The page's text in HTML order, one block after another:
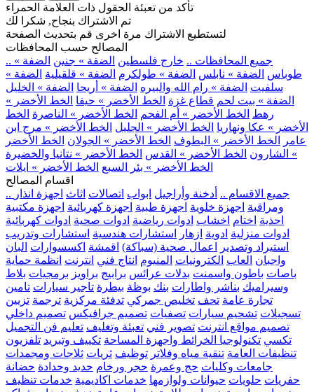
تأكد من تعبئة الحقول ذات العلامة الحمراء
تم الاشتراك بنجاح, شكرا لك
لتستطيع الاشتراك مرة اخرى قم بتحديث الصفحة
المصالح حسب المحافظات
.. جميع المحافظات .. خارج فلسطين الضفة » جنين الضفة »
طوباس الضفة » نابلس الضفة » طولكرم الضفة » قلقيلية الضفة »
سلفيت الضفة » رام الله والبيره الضفة » أريحا الضفة » الخليل
الضفة » بيت لحم قطاع غزة الخط الأخضر » حيفا الخط الأخضر »
رهط الخط الأخضر » أم الفحم الخط الأخضر » الناصرة الخط
الأخضر » عكا ونهاريا الخط الأخضر » الجليل الخط الأخضر » مرج ابن
عامر
الخط الأخضر » البطوف الخط الأخضر » الجولان الخط الأخضر
» الشارون الخط الأخضر » القدس الخط الأخضر » نتانيا والخضيرة
الخط الأخضر » بئر السبع الخط الأخضر » ايلات
اقسام المصالح
.. جميع الاقسام .. أدخنة وأراجيل ابواب اتصالات اثاث اجهزة انذار
ومراقبة اجهزة خلوية اجهزة طبية اجهزة كهربائية اجهزة مكتبية
احذية اختام اخشاب ادوات رياضية ادوات صحية ادوات كهربائية
ادوات منزلية ادوية ازهار استشارات هندسية استشارات وتدريب
استيراد وتصدير
اعمال صحية (سباكة) اقمشة اكسسوارات البان
واجبان العاب الكترونيات المنيوم انتاج فني انترنت انظمة حماية
باصات باطون واسمنت بدلات عرائس برابيج براويز برمجيات بلاط
وسيراميك بناشر واطارات بنك بوظة بيطرة تاجير سيارات تامين
تجارة عامة تحف تخليص جمركي تدفئة مركزية ترجمة تزيين
تسجيلات تشحيم سيارات تصفيات تصميم جرافيكس تصميم داخلي
تصميم مواقع انترنت تصوير فني تعبئة وتغليف تعليم فن التجميل
تكسي تكنولوجيا الخرائط واجهزة المساحة تكييف وتبريد تلفزيون
تنظيفات العامة تنقية مياه وفلاتر توظيف ثريات ثلاجات ومجمدات
جامعات وكليات حج وعمرة حجر ورخام حديد وحدادة حضانة
حفريات حلويات حيوانات ولوازمها خدمات اكاديمية خدمات تنظيف